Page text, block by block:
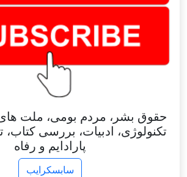
حقوق بشر، مردم بومی، ملت
تکنولوژی، ادبیات، بررسی کتاب،
پارادایم و رفاه
سابسکرایب